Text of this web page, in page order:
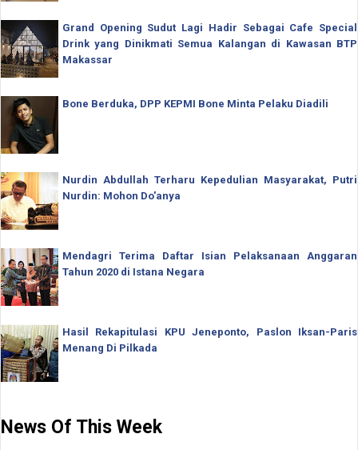
Grand Opening Sudut Lagi Hadir Sebagai Cafe Special
Drink yang Dinikmati Semua Kalangan di Kawasan BTP
Makassar
Bone Berduka, DPP KEPMI Bone Minta Pelaku Diadili
Nurdin Abdullah Terharu Kepedulian Masyarakat, Putri
Nurdin: Mohon Do'anya
Mendagri Terima Daftar Isian Pelaksanaan Anggaran
Tahun 2020 di Istana Negara
Hasil Rekapitulasi KPU Jeneponto, Paslon Iksan-Paris
Menang Di Pilkada
News Of This Week